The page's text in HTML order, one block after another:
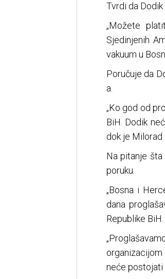
Tvrdi da
„Možete
Sjedinjenih
vakuum u
Poručuje da
a.
„Ko god od
BiH. Dodik
dok je Milorad
Na pitanje
poruku.
„Bosna i
dana
Republike
neće postojati